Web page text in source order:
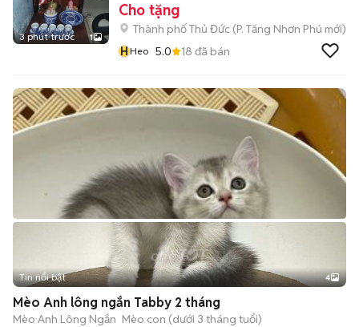
3 phút trước 1
Cho tặng
Thành phố Thủ Đức (P. Tăng Nhơn Phú mới)
HHeo 5.0 18 đã bán
Tin nổi bật 4
Mèo Anh lông ngắn Tabby 2 tháng
Mèo Anh Lông Ngắn Mèo con (dưới 3 tháng tuổi)